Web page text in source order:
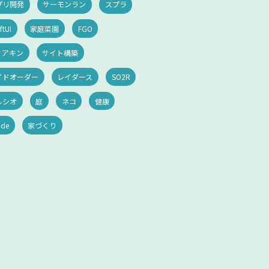
リ開発 サーモンラン スプラ
家庭菜園 FGO
アキン サイト構築
ドオーダー レイダース SO2R
シオ 庭 ネコ 健康
家づくり